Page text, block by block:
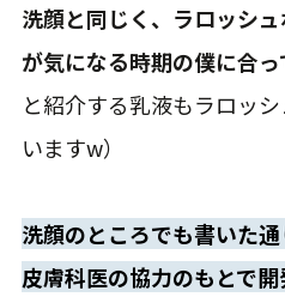
洗顔と同じく、ラロッシ
が気になる時期の僕に合っ
と紹介する乳液もラロッ
いますw）
洗顔のところでも書いた
皮膚科医の協力のもとで